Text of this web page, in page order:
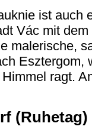
ist auch
Vác mit
malerische,
ragt.
(Ruhetag)